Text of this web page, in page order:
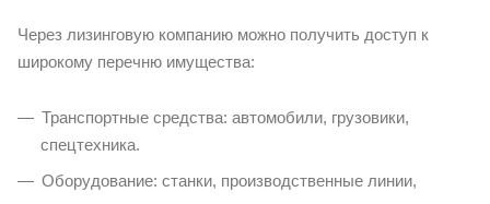
Через лизинговую компанию можно получить доступ к
широкому перечню имущества:
Транспортные средства: автомобили, грузовики,
спецтехника.
Оборудование: станки, производственные линии,